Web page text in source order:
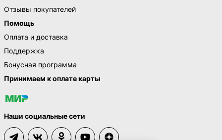
Отзывы покупателей
Помощь
Оплата и доставка
Поддержка
Бонусная программа
Принимаем к оплате карты
Наши социальные сети